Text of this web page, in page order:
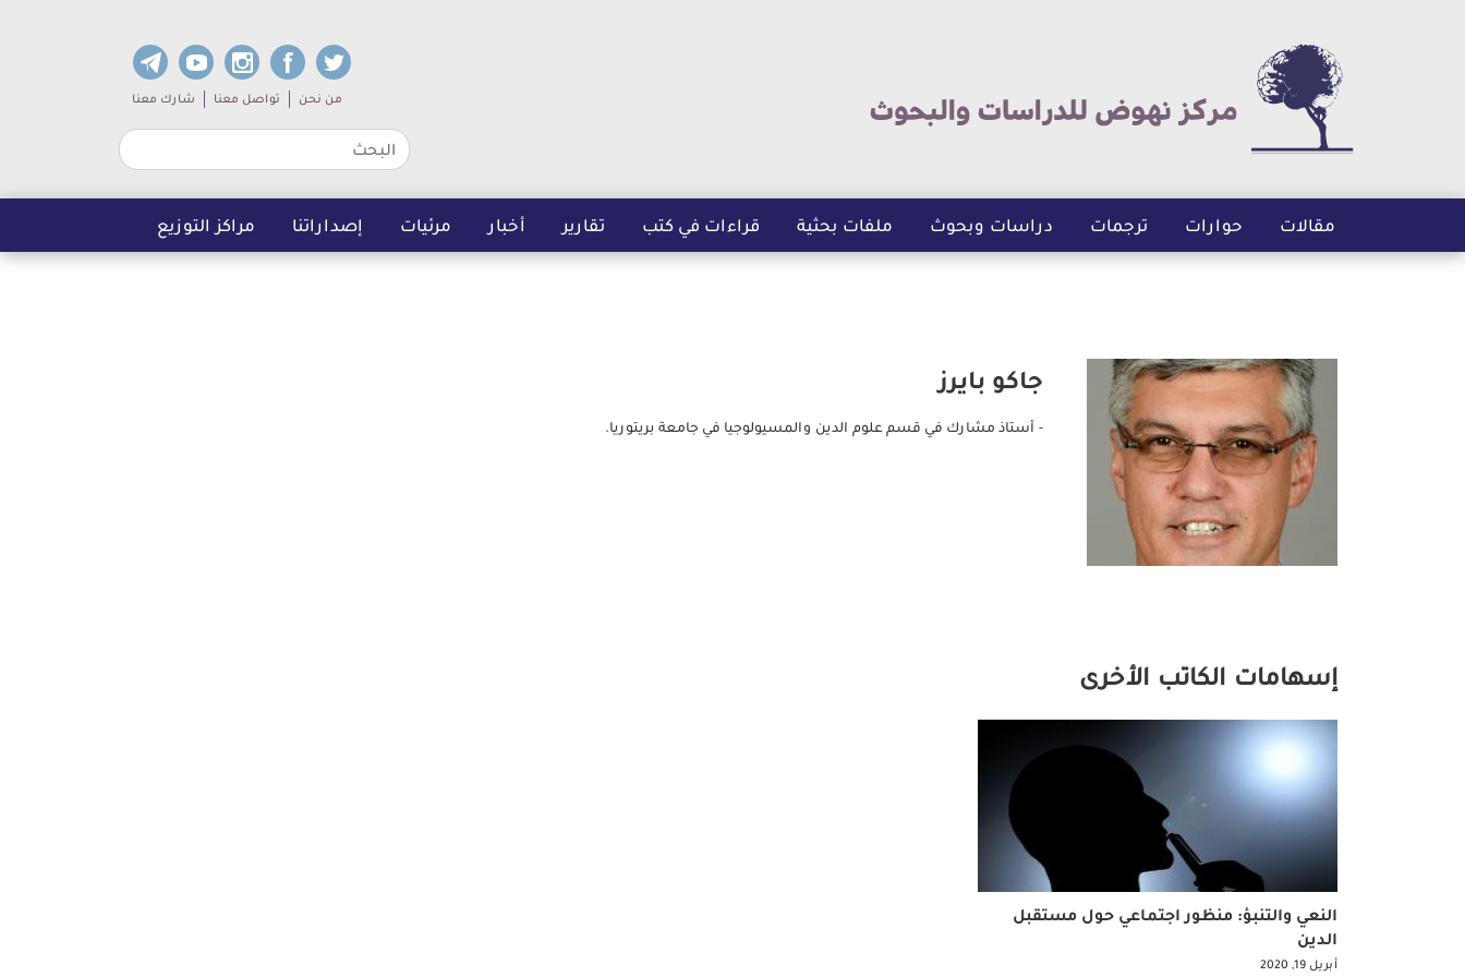
Sub navigation
من نحن تواصل معنا شارك معنا
مقالات حوارات ترجمات دراسات وبحوث ملفات بحثية قراءات في كتب تقارير أخبار مرئيات إصداراتنا مراكز التوزيع
جاكو بايرز
- أستاذ مشارك في قسم علوم الدين والمسيولوجيا في جامعة بريتوريا.
إسهامات الكاتب الأخرى
النعي والتنبؤ: منظور اجتماعي حول مستقبل
الدين
أبريل 19, 2020